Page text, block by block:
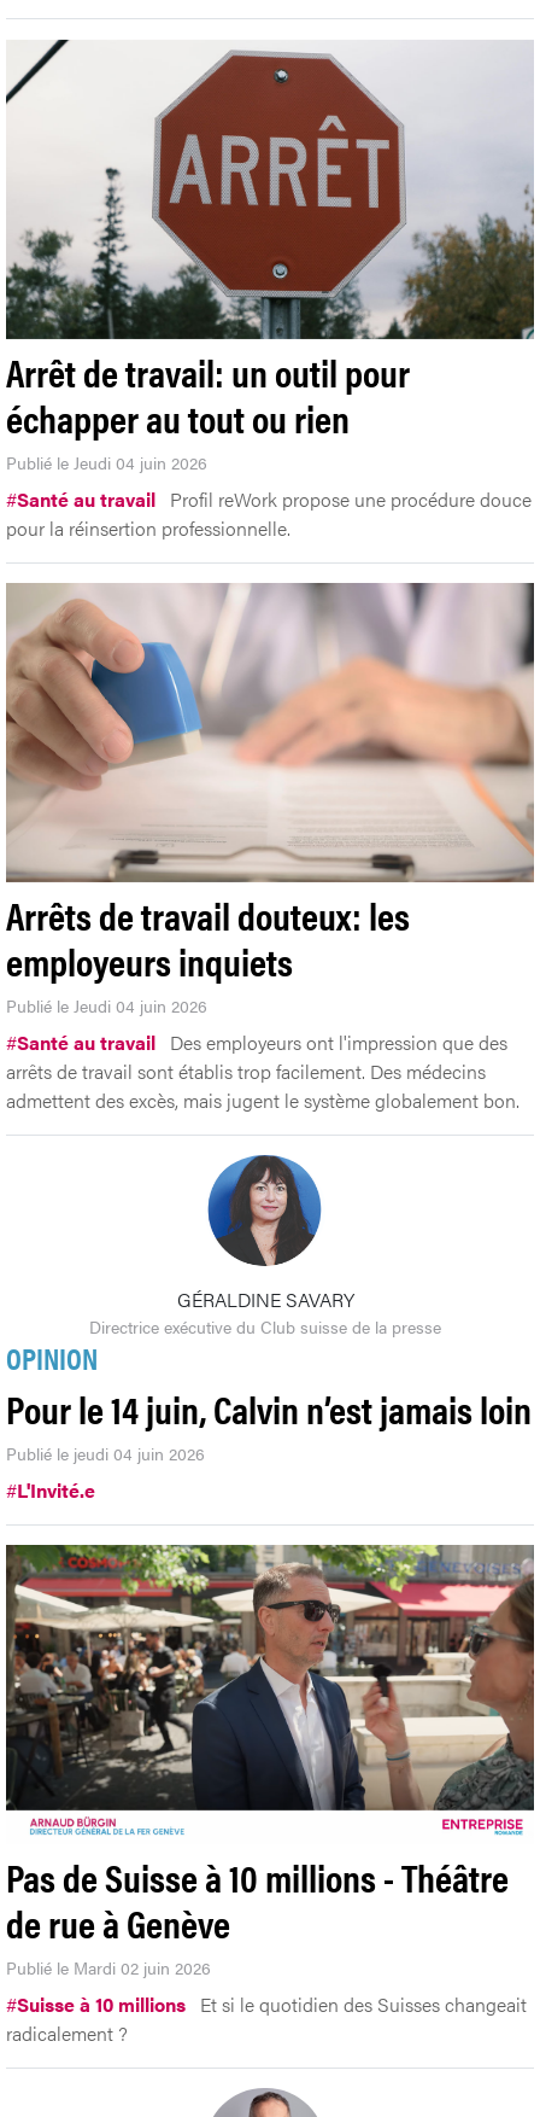
Arrêt de travail: un outil pour
échapper au tout ou rien
Publié le Jeudi 04 juin 2026
#Santé au travail Profil reWork propose une procédure douce
pour la réinsertion professionnelle.
Arrêts de travail douteux: les
employeurs inquiets
Publié le Jeudi 04 juin 2026
#Santé au travail Des employeurs ont l'impression que des
arrêts de travail sont établis trop facilement. Des médecins
admettent des excès, mais jugent le système globalement bon.
GÉRALDINE SAVARY
Directrice exécutive du Club suisse de la presse
OPINION
Pour le 14 juin, Calvin n’est jamais loin
Publié le jeudi 04 juin 2026
#L'Invité.e
Pas de Suisse à 10 millions - Théâtre
de rue à Genève
Publié le Mardi 02 juin 2026
#Suisse à 10 millions Et si le quotidien des Suisses changeait
radicalement ?